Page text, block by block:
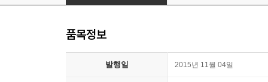
품목정보
발행일 2015년 11월 04일